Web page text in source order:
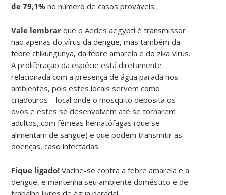
de 79,1%no número de casos prováveis.
Vale lembrar que o Aedes aegypti é transmissor
não apenas do vírus da dengue, mas também da
febre chikungunya, da febre amarela e do zika vírus.
A proliferação da espécie está diretamente
relacionada com a presença de água parada nos
ambientes, pois estes locais servem como
criadouros – local onde o mosquito deposita os
ovos e estes se desenvolvem até se tornarem
adultos, com fêmeas hematófagas (que se
alimentam de sangue) e que podem transmitir as
doenças, caso infectadas.
Fique ligado! Vacine-se contra a febre amarela e a
dengue, e mantenha seu ambiente doméstico e de